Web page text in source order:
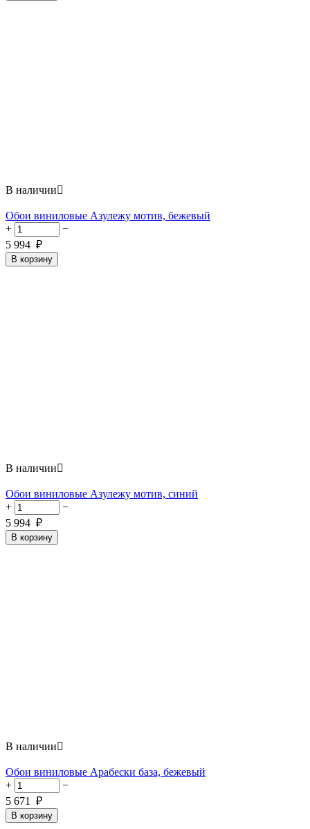
В наличии
Обои виниловые Азулежу мотив, бежевый
+
−
5 994 ₽
В корзину
В наличии
Обои виниловые Азулежу мотив, синий
+
−
5 994 ₽
В корзину
В наличии
Обои виниловые Арабески база, бежевый
+
−
5 671 ₽
В корзину